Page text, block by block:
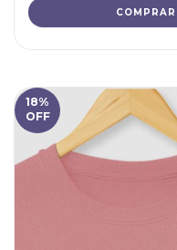
COMPRAR
18%
OFF